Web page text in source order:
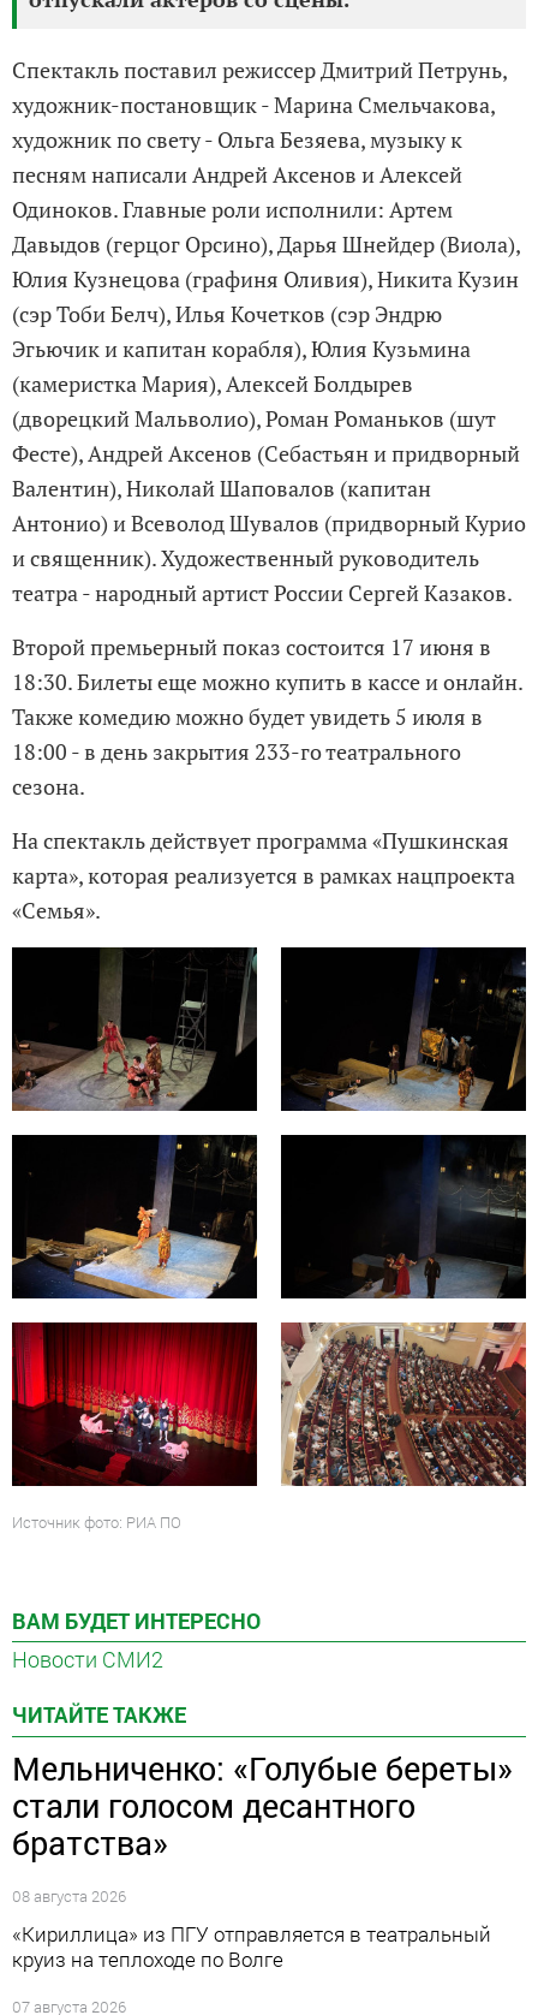
Спектакль поставил режиссер Дмитрий Петрунь,
художник-постановщик - Марина Смельчакова,
художник по свету - Ольга Безяева, музыку к
песням написали Андрей Аксенов и Алексей
Одиноков. Главные роли исполнили: Артем
Давыдов (герцог Орсино), Дарья Шнейдер (Виола),
Юлия Кузнецова (графиня Оливия), Никита Кузин
(сэр Тоби Белч), Илья Кочетков (сэр Эндрю
Эгьючик и капитан корабля), Юлия Кузьмина
(камеристка Мария), Алексей Болдырев
(дворецкий Мальволио), Роман Романьков (шут
Фесте), Андрей Аксенов (Себастьян и придворный
Валентин), Николай Шаповалов (капитан
Антонио) и Всеволод Шувалов (придворный Курио
и священник). Художественный руководитель
театра - народный артист России Сергей Казаков.
Второй премьерный показ состоится 17 июня в
18:30. Билеты еще можно купить в кассе и онлайн.
Также комедию можно будет увидеть 5 июля в
18:00 - в день закрытия 233-го театрального
сезона.
На спектакль действует программа «Пушкинская
карта», которая реализуется в рамках нацпроекта
«Семья».
Источник фото: РИА ПО
ВАМ БУДЕТ ИНТЕРЕСНО
Новости СМИ2
ЧИТАЙТЕ ТАКЖЕ
Мельниченко: «Голубые береты»
стали голосом десантного
братства»
08 августа 2026
«Кириллица» из ПГУ отправляется в театральный
круиз на теплоходе по Волге
07 августа 2026